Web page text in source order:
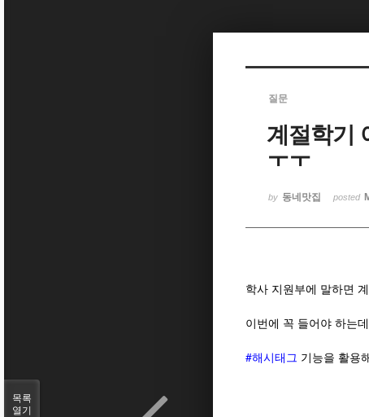
질문
계절학기
ㅜㅜ
by 동네맛집 posted
학사 지원부에 말하면
이번에 꼭 들어야 하는
#해시태그 기능을 활용
목록
열기
Sketchbook5, 스케치북5